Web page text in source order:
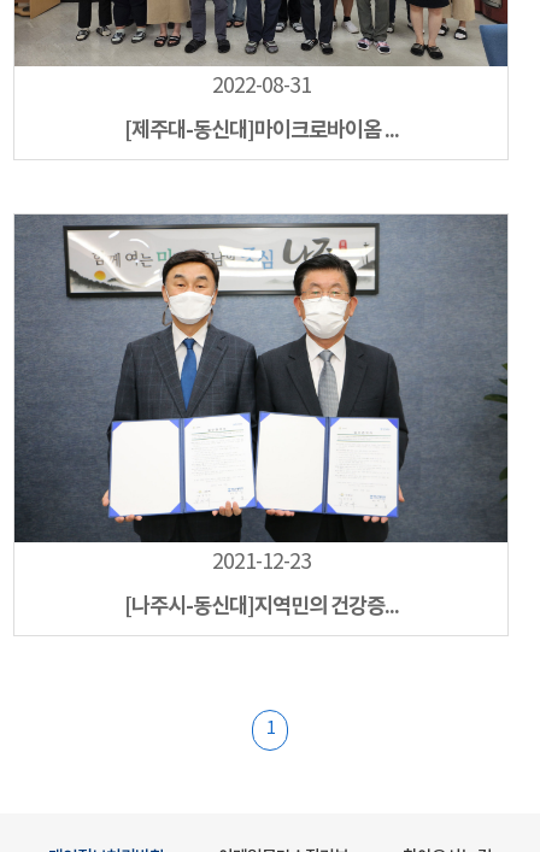
2022-08-31
[제주대-동신대]마이크로바이옴 ...
2021-12-23
[나주시-동신대]지역민의 건강증...
1